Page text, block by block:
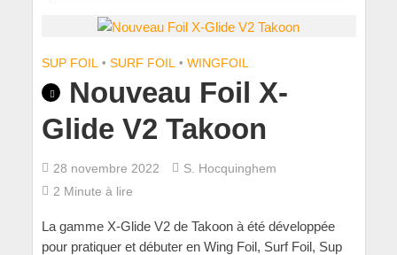
SUP FOIL • SURF FOIL • WINGFOIL
Nouveau Foil X-
Glide V2 Takoon
28 novembre 2022
S. Hocquinghem
2 Minute à lire
La gamme X-Glide V2 de Takoon à été développée
pour pratiquer et débuter en Wing Foil, Surf Foil, Sup